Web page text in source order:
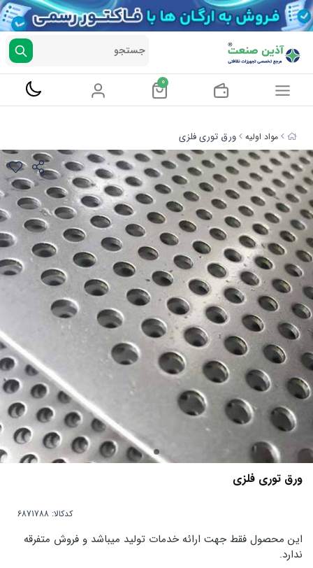
مواد اولیه ورق توری فلزی
کدکالا:
ورق توری فلزی
این محصول فقط جهت ارائه خدمات تولید میباشد و فروش متفرقه
ندارد.
جستجو
0